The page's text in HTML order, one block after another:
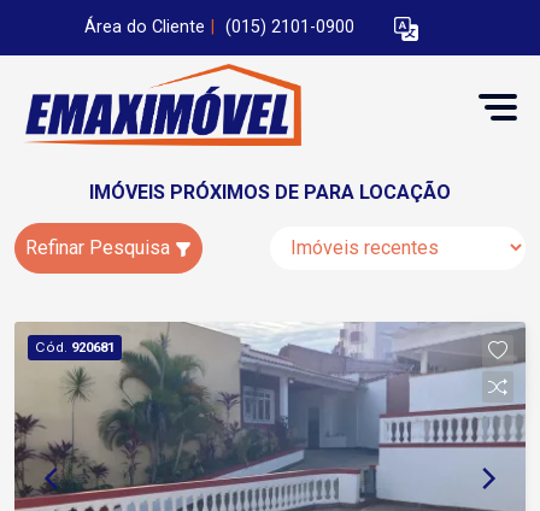
Área do Cliente (015) 2101-0900
IMÓVEIS PRÓXIMOS DE PARA LOCAÇÃO
Refinar Pesquisa
Cód. 920681